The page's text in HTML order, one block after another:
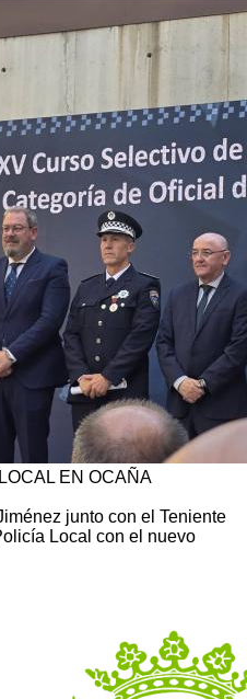
EN OCAÑA
junto con el Teniente
Local con el nuevo